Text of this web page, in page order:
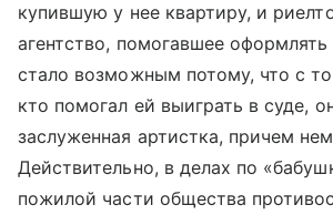
купившую у нее квартиру, и
агентство, помогавшее оформлять
стало возможным потому, что с
кто помогал ей выиграть в суде,
заслуженная артистка, причем
Действительно, в делах по
пожилой части общества